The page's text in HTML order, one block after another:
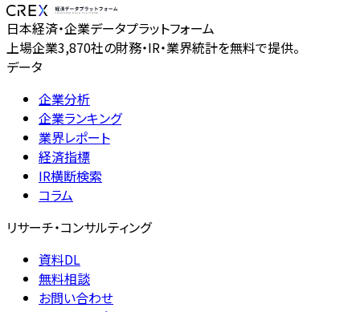
日本経済・企業データプラットフォーム
上場企業3,870社の財務・IR・業界統計を無料で提供。
データ
企業分析
企業ランキング
業界レポート
経済指標
IR横断検索
コラム
リサーチ・コンサルティング
資料DL
無料相談
お問い合わせ